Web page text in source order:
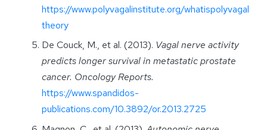
https://www.polyvagalinstitute.org/whatispolyvagal
theory
De Couck, M., et al. (2013). Vagal nerve activity
predicts longer survival in metastatic prostate
cancer. Oncology Reports.
https://www.spandidos-
publications.com/10.3892/or.2013.2725